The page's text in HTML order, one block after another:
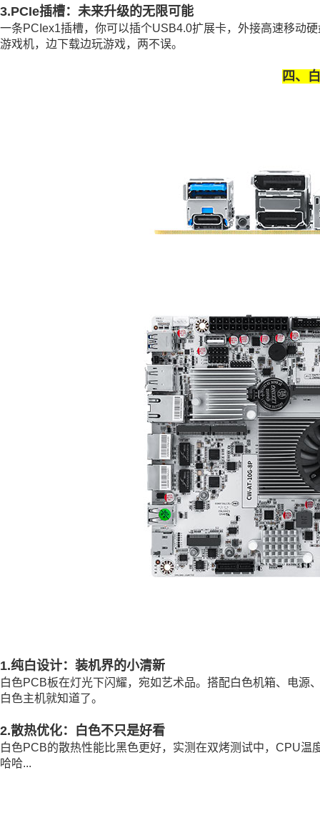
3.PCIe插槽：未来升级的无限可能
一条PCIex1插槽，你可以插个USB4.0扩展卡，外接高速移动
游戏机，边下载边玩游戏，两不误。
四、
1.纯白设计：装机界的小清新
白色PCB板在灯光下闪耀，宛如艺术品。搭配白色机箱、电源
白色主机就知道了。
2.散热优化：白色不只是好看
白色PCB的散热性能比黑色更好，实测在双烤测试中，CPU
哈哈...